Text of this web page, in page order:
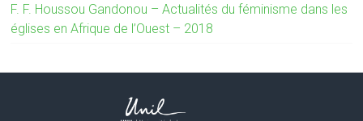
F. F. Houssou Gandonou – Actualités du féminisme dans les
églises en Afrique de l’Ouest – 2018